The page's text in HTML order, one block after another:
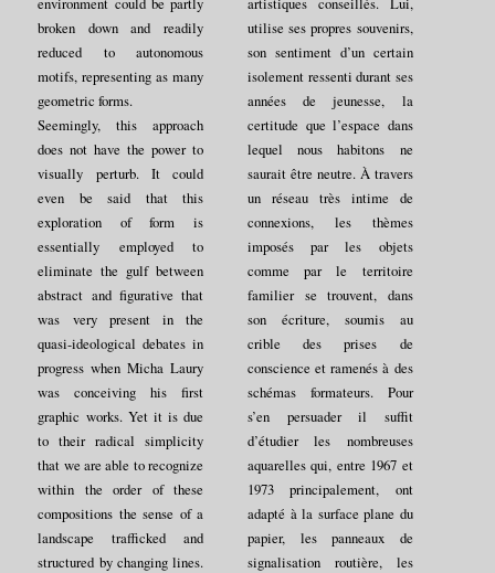
broken down and readily
reduced to autonomous
motifs, representing as many
geometric forms.
Seemingly, this approach
does not have the power to
visually perturb. It could
even be said that this
exploration of form is
essentially employed to
eliminate the gulf between
abstract and figurative that
was very present in the
quasi-ideological debates in
progress when Micha Laury
was conceiving his first
graphic works. Yet it is due
to their radical simplicity
that we are able to recognize
within the order of these
compositions the sense of a
landscape trafficked and
structured by changing lines.
utilise ses propres souvenirs,
son sentiment d’un certain
isolement ressenti durant ses
années de jeunesse, la
certitude que l’espace dans
lequel nous habitons ne
saurait être neutre. À travers
un réseau très intime de
connexions, les thèmes
imposés par les objets
comme par le territoire
familier se trouvent, dans
son écriture, soumis au
crible des prises de
conscience et ramenés à des
schémas formateurs. Pour
s’en persuader il suffit
d’étudier les nombreuses
aquarelles qui, entre 1967 et
1973 principalement, ont
adapté à la surface plane du
papier, les panneaux de
signalisation routière, les